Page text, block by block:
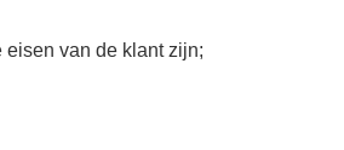
van de klant zijn;